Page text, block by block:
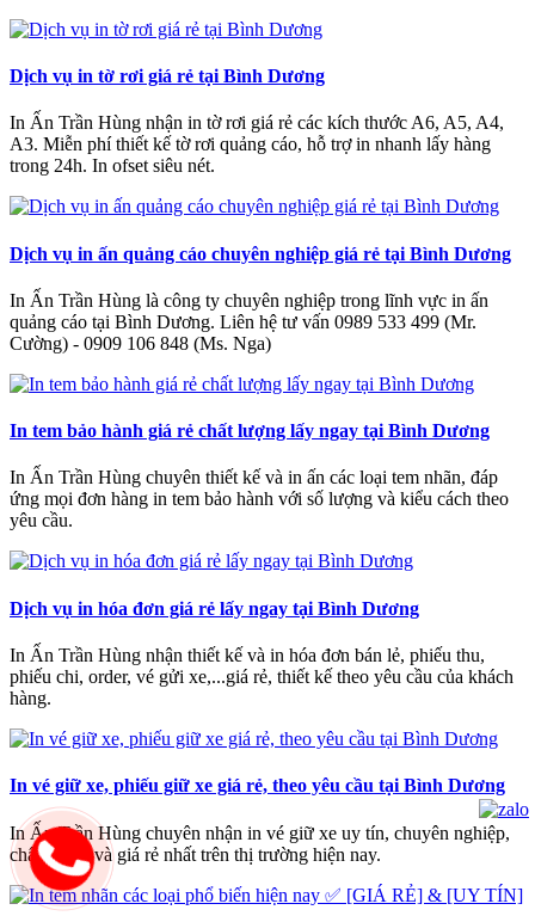
Dịch vụ in tờ rơi giá rẻ tại Bình Dương
In Ấn Trần Hùng nhận in tờ rơi giá rẻ các kích thước A6, A5, A4,
A3. Miễn phí thiết kế tờ rơi quảng cáo, hỗ trợ in nhanh lấy hàng
trong 24h. In ofset siêu nét.
Dịch vụ in ấn quảng cáo chuyên nghiệp giá rẻ tại Bình Dương
In Ấn Trần Hùng là công ty chuyên nghiệp trong lĩnh vực in ấn
quảng cáo tại Bình Dương. Liên hệ tư vấn 0989 533 499 (Mr.
Cường) - 0909 106 848 (Ms. Nga)
In tem bảo hành giá rẻ chất lượng lấy ngay tại Bình Dương
In Ấn Trần Hùng chuyên thiết kế và in ấn các loại tem nhãn, đáp
ứng mọi đơn hàng in tem bảo hành với số lượng và kiểu cách theo
yêu cầu.
Dịch vụ in hóa đơn giá rẻ lấy ngay tại Bình Dương
In Ấn Trần Hùng nhận thiết kế và in hóa đơn bán lẻ, phiếu thu,
phiếu chi, order, vé gửi xe,...giá rẻ, thiết kế theo yêu cầu của khách
hàng.
In vé giữ xe, phiếu giữ xe giá rẻ, theo yêu cầu tại Bình Dương
In Ấn Trần Hùng chuyên nhận in vé giữ xe uy tín, chuyên nghiệp,
chất lượng và giá rẻ nhất trên thị trường hiện nay.